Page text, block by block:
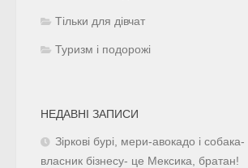
Тільки для дівчат
Туризм і подорожі
НЕДАВНІ ЗАПИСИ
Зіркові бурі, мери-авокадо і собака-
власник бізнесу- це Мексика, братан!